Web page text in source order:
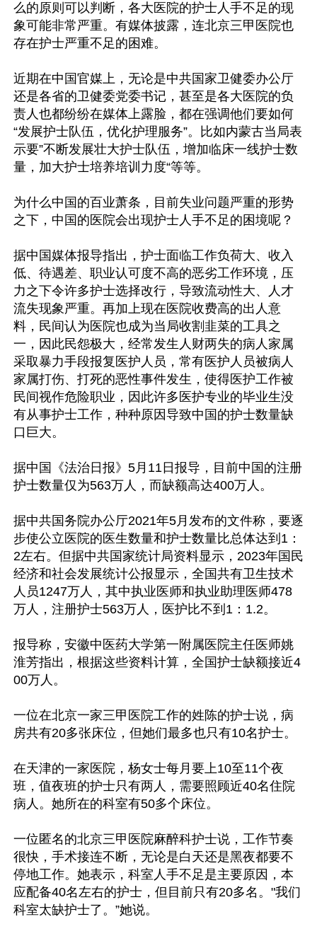
么的原则可以判断，各大医院的护士人手不足的现
象可能非常严重。有媒体披露，连北京三甲医院也
存在护士严重不足的困难。
近期在中国官媒上，无论是中共国家卫健委办公厅
还是各省的卫健委党委书记，甚至是各大医院的负
责人也都纷纷在媒体上露脸，都在强调他们要如何
“发展护士队伍，优化护理服务”。比如内蒙古当局表
示要”不断发展壮大护士队伍，增加临床一线护士数
量，加大护士培养培训力度“等等。
为什么中国的百业萧条，目前失业问题严重的形势
之下，中国的医院会出现护士人手不足的困境呢？
据中国媒体报导指出，护士面临工作负荷大、收入
低、待遇差、职业认可度不高的恶劣工作环境，压
力之下令许多护士选择改行，导致流动性大、人才
流失现象严重。再加上现在医院收费高的出人意
料，民间认为医院也成为当局收割韭菜的工具之
一，因此民怨极大，经常发生人财两失的病人家属
采取暴力手段报复医护人员，常有医护人员被病人
家属打伤、打死的恶性事件发生，使得医护工作被
民间视作危险职业，因此许多医护专业的毕业生没
有从事护士工作，种种原因导致中国的护士数量缺
口巨大。
据中国《法治日报》5月11日报导，目前中国的注册
护士数量仅为563万人，而缺额高达400万人。
据中共国务院办公厅2021年5月发布的文件称，要逐
步使公立医院的医生数量和护士数量比总体达到1：
2左右。但据中共国家统计局资料显示，2023年国民
经济和社会发展统计公报显示，全国共有卫生技术
人员1247万人，其中执业医师和执业助理医师478
万人，注册护士563万人，医护比不到1：1.2。
报导称，安徽中医药大学第一附属医院主任医师姚
淮芳指出，根据这些资料计算，全国护士缺额接近4
00万人。
一位在北京一家三甲医院工作的姓陈的护士说，病
房共有20多张床位，但她们最多也只有10名护士。
在天津的一家医院，杨女士每月要上10至11个夜
班，值夜班的护士只有两人，需要照顾近40名住院
病人。她所在的科室有50多个床位。
一位匿名的北京三甲医院麻醉科护士说，工作节奏
很快，手术接连不断，无论是白天还是黑夜都要不
停地工作。她表示，科室人手不足是主要原因，本
应配备40名左右的护士，但目前只有20多名。"我们
科室太缺护士了。”她说。